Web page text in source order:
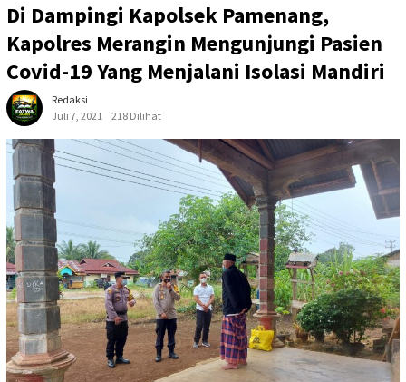
Di Dampingi Kapolsek Pamenang,
Kapolres Merangin Mengunjungi Pasien
Covid-19 Yang Menjalani Isolasi Mandiri
Redaksi
Juli 7, 2021
218 Dilihat